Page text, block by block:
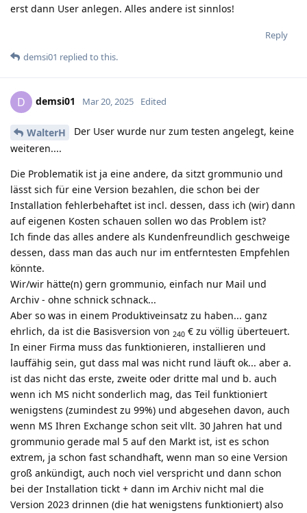
erst dann User anlegen. Alles andere ist sinnlos!
Reply
demsi01 replied to this.
D demsi01 Mar 20, 2025 Edited
WalterH
Der User wurde nur zum testen angelegt, keine
weiteren....
Die Problematik ist ja eine andere, da sitzt grommunio und
lässt sich für eine Version bezahlen, die schon bei der
Installation fehlerbehaftet ist incl. dessen, dass ich (wir) dann
auf eigenen Kosten schauen sollen wo das Problem ist?
Ich finde das alles andere als Kundenfreundlich geschweige
dessen, dass man das auch nur im entferntesten Empfehlen
könnte.
Wir/wir hätte(n) gern grommunio, einfach nur Mail und
Archiv - ohne schnick schnack...
Aber so was in einem Produktiveinsatz zu haben... ganz
ehrlich, da ist die Basisversion von 240 € zu völlig überteuert.
In einer Firma muss das funktionieren, installieren und
lauffähig sein, gut dass mal was nicht rund läuft ok... aber a.
ist das nicht das erste, zweite oder dritte mal und b. auch
wenn ich MS nicht sonderlich mag, das Teil funktioniert
wenigstens (zumindest zu 99%) und abgesehen davon, auch
wenn MS Ihren Exchange schon seit vllt. 30 Jahren hat und
grommunio gerade mal 5 auf den Markt ist, ist es schon
extrem, ja schon fast schandhaft, wenn man so eine Version
groß ankündigt, auch noch viel verspricht und dann schon
bei der Installation tickt + dann im Archiv nicht mal die
Version 2023 drinnen (die hat wenigstens funktioniert) also